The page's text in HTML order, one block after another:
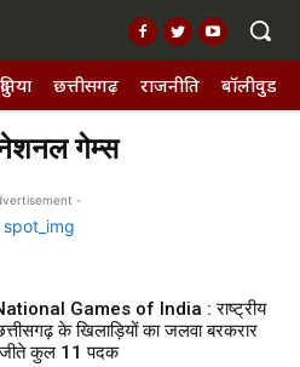
छत्तीसगढ़ राजनीति बॉलीवुड,
गेम्स
-
Games of India : राष्ट्रीय
के खिलाड़ियों का जलवा बरकरार
कुल 11 पदक